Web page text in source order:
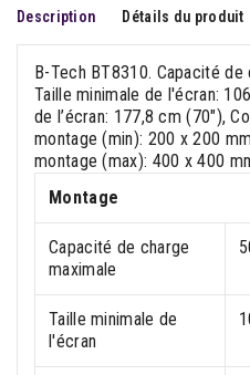
Description Détails du produit
B-Tech BT8310. Capacité
Taille minimale de l'écran:
de l’écran: 177,8 cm (70"),
montage (min): 200 x 200
montage (max): 400 x 400
Montage
Capacité de charge
maximale
Taille minimale de
l'écran